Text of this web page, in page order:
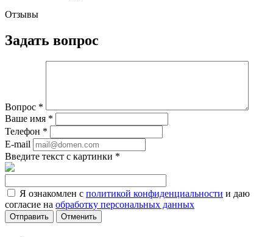
Отзывы
Задать вопрос
Вопрос *
Ваше имя *
Телефон *
E-mail
Введите текст с картинки *
Я ознакомлен с политикой конфиденциальности и даю
согласие на обработку персональных данных
Отменить